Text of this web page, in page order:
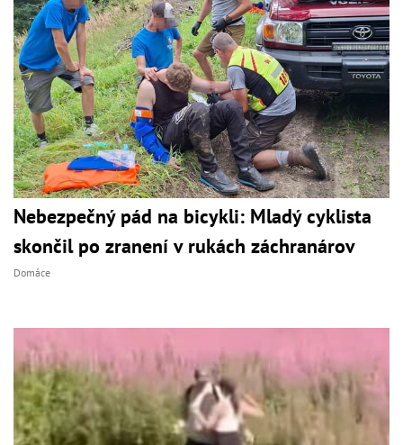
Nebezpečný pád na bicykli: Mladý cyklista
skončil po zranení v rukách záchranárov
Domáce